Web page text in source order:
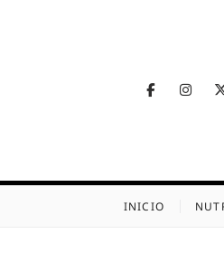
INICIO